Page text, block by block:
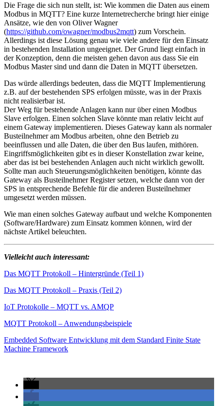
Die Frage die sich nun stellt, ist: Wie kommen die Daten aus einem
Modbus in MQTT? Eine kurze Internetrecherche bringt hier einige
Ansätze, wie den von Oliver Wagner
(https://github.com/owagner/modbus2mqtt) zum Vorschein.
Allerdings ist diese Lösung genau wie viele andere für den Einsatz
in bestehenden Installation ungeeignet. Der Grund liegt einfach in
der Konzeption, denn die meisten gehen davon aus dass Sie ein
Modbus Master sind und dann die Daten in MQTT übersetzen.
Das würde allerdings bedeuten, dass die MQTT Implementierung
z.B. auf der bestehenden SPS erfolgen müsste, was in der Praxis
nicht realisierbar ist.
Der Weg für bestehende Anlagen kann nur über einen Modbus
Slave erfolgen. Einen solchen Slave könnte man relativ leicht auf
einem Gateway implementieren. Dieses Gateway kann als normaler
Busteilnehmer am Modbus arbeiten, ohne den Betrieb zu
beeinflussen und alle Daten, die über den Bus laufen, mithören.
Eingriffsmöglichkeiten gibt es in dieser Konstellation zwar keine,
aber das ist bei bestehenden Anlagen auch nicht wirklich gewollt.
Sollte man auch Steuerungsmöglichkeiten benötigen, könnte das
Gateway als Busteilnehmer Register setzen, welche dann von der
SPS in entsprechende Befehle für die anderen Busteilnehmer
umgesetzt werden müssen.
Wie man einen solches Gateway aufbaut und welche Komponenten
(Software/Hardware) zum Einsatz kommen können, wird der
nächste Artikel beleuchten.
Vielleicht auch interessant:
Das MQTT Protokoll – Hintergründe (Teil 1)
Das MQTT Protokoll – Praxis (Teil 2)
IoT Protokolle – MQTT vs. AMQP
MQTT Protokoll – Anwendungsbeispiele
Embedded Software Entwicklung mit dem Standard Finite State
Machine Framework